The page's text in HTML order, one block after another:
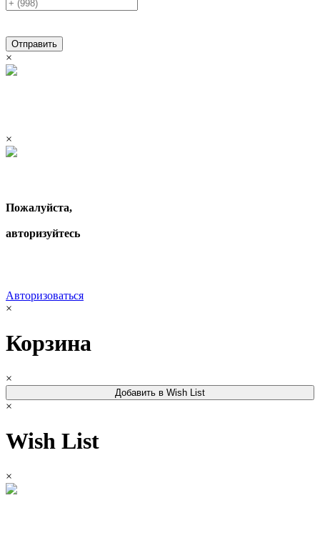
Отправить
×
×
Пожалуйста,
авторизуйтесь
Авторизоваться
×
Корзина
×
Добавить в Wish List
×
Wish List
×